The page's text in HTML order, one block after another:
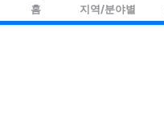
홈 지역/분야별